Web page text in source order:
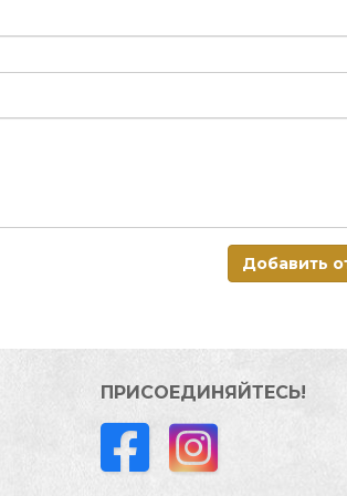
Добавить
ПРИСОЕДИНЯЙТЕСЬ!